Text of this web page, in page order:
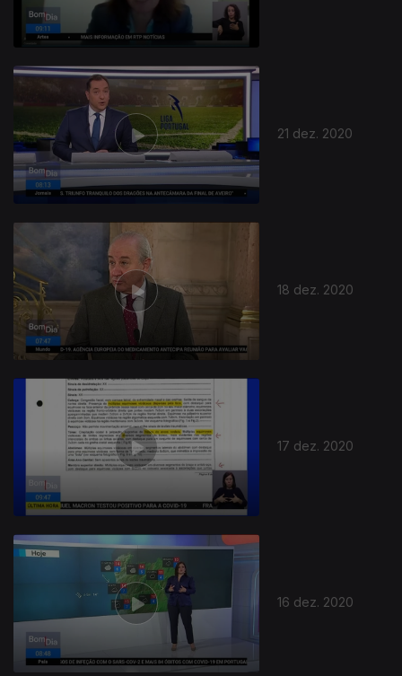
21 dez. 2020
18 dez. 2020
17 dez. 2020
16 dez. 2020
512320